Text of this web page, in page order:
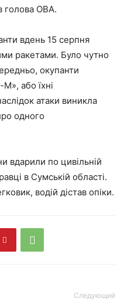
голова ОВА.
вдень 15 серпня
ракетами. Було чутно
окупанти
або їхні
атаки виникла
одного
вдарили по цивільній
в Сумській області.
водій дістав опіки.
Следующий